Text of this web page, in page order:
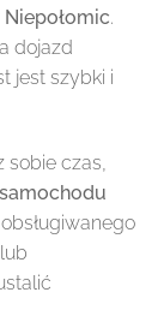
Niepołomic.
dojazd
jest szybki i
sobie czas,
lub